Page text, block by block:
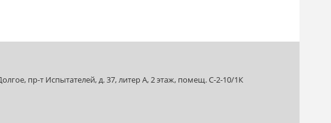
пр-т Испытателей, д. 37, литер А, 2 этаж, помещ. С-2-10/1К